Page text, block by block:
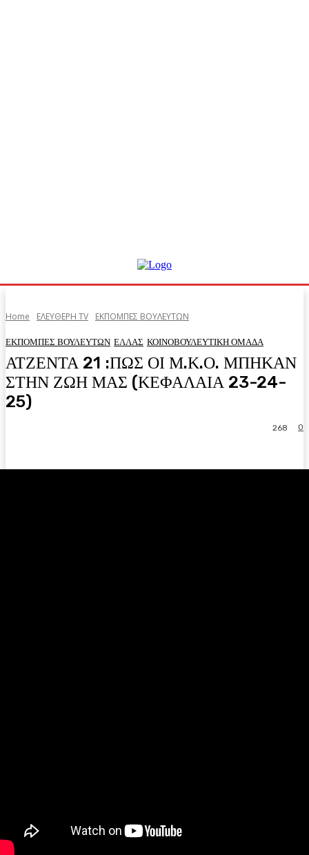
Home ΕΛΕΥΘΕΡΗ ΤV ΕΚΠΟΜΠΕΣ ΒΟΥΛΕΥΤΩΝ
ΕΚΠΟΜΠΕΣ ΒΟΥΛΕΥΤΩΝ ΕΛΛΑΣ ΚΟΙΝΟΒΟΥΛΕΥΤΙΚΗ ΟΜΑΔΑ
ΑΤΖΕΝΤΑ 21 :ΠΩΣ ΟΙ Μ.Κ.Ο. ΜΠΗΚΑΝ
ΣΤΗΝ ΖΩΗ ΜΑΣ (ΚΕΦΑΛΑΙΑ 23-24-
25)
0
268